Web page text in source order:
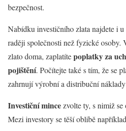
bezpečnost.
Nabídku investičního zlata najdete i u
raději společnosti než fyzické osoby.
zlato doma, zaplatítepoplatky za
pojištění. Počítejte také s tím, že se
zahrnují výrobní a distribuční
Investiční mincezvolte ty, s nimiž se
Mezi investory se těší oblibě